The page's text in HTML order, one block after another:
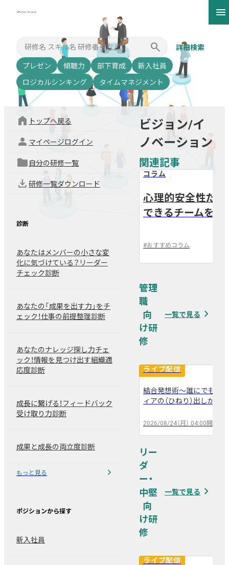
menu
search 詳細検索
プレゼン 傾聴力 部下育成
新入社員
ロジカルシンキング
タイムマネジメント
home トップへ戻る
person マイページログイン
folder 自分の研修一覧
download 研修一覧ダウンロード
診断
あなたはメンバーの小さな変
化に気づけている？リーダー
チェック診断
あなたの「成果を出す力」をチ
ェック！仕事の前提整理診断
あなたのナレッジ探し力チェ
ック！情報を見つけ出す組織適
応度診断
成長に繋げる！フィードバック
受け取り力診断
成果と成長の両立度診断
もっと見る chevron_right
ポジションから探す
新入社員
ビジョン/イ
ノベーション
関連記事
arrow_back
コラム
心理的安全性だ
できるチームをつ
#おすすめコラム
arrow_forward
管理
職
一覧で見る navigate_next
arrow_back
ライブ配信
結合発想術～誰にでも出
ィアの（ひねり）出しかた～
2026/08/24（月） 04:00 開催
arrow_forward
リー
ダ
ー・
中堅
一覧で見る navigate_next
ライブ配信